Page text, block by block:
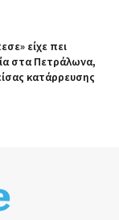
είχε πει
στα Πετράλωνα,
κατάρρευσης